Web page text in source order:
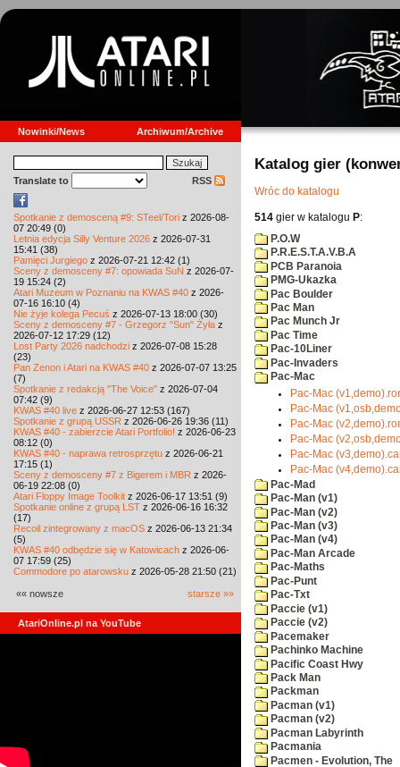
Nowinki/News Archiwum/Archive
Translate to RSS
Spotkanie z demosceną #9: STeel/Tori z 2026-08-
07 20:49 (0)
Letnia edycja Silly Venture 2026 z 2026-07-31
15:41 (38)
Pamięci Jurgiego z 2026-07-21 12:42 (1)
Sceny z demosceny #7: opowiada SuN z 2026-07-
19 15:24 (2)
Atari Muzeum w Poznaniu na KWAS #40 z 2026-
07-16 16:10 (4)
Nie żyje kolega Pecuś z 2026-07-13 18:00 (30)
Sceny z demosceny #7 - Grzegorz "Sun" Żyła z
2026-07-12 17:29 (12)
Lost Party 2026 nadchodzi z 2026-07-08 15:28
(23)
Pan Zenon i Atari na KWAS #40 z 2026-07-07 13:25
(7)
Spotkanie z redakcją "The Voice" z 2026-07-04
07:42 (9)
KWAS #40 live z 2026-06-27 12:53 (167)
Spotkanie z grupą USSR z 2026-06-26 19:36 (11)
KWAS #40 - zabierzcie Atari Portfolio! z 2026-06-23
08:12 (0)
KWAS #40 - naprawa retrosprzętu z 2026-06-21
17:15 (1)
Sceny z demosceny #7 z Bigerem i MBR z 2026-
06-19 22:08 (0)
Atari Floppy Image Toolkit z 2026-06-17 13:51 (9)
Spotkanie online z grupą LST z 2026-06-16 16:32
(17)
Recoil zintegrowany z macOS z 2026-06-13 21:34
(5)
KWAS #40 odbędzie się w Katowicach z 2026-06-
07 17:59 (25)
Commodore po atarowsku z 2026-05-28 21:50 (21)
«« nowsze starsze »»
AtariOnline.pl na YouTube
Katalog gier
Wróc do katalogu
514 gier w katalogu P:
P.O.W
P.R.E.S.T.A.V.B.A
PCB Paranoia
PMG-Ukazka
Pac Boulder
Pac Man
Pac Munch Jr
Pac Time
Pac-10Liner
Pac-Invaders
Pac-Mac
Pac-Mac
Pac-Mac
Pac-Mac
Pac-Mac
Pac-Mac
Pac-Mac
Pac-Mad
Pac-Man (v1)
Pac-Man (v2)
Pac-Man (v3)
Pac-Man (v4)
Pac-Man Arcade
Pac-Maths
Pac-Punt
Pac-Txt
Paccie (v1)
Paccie (v2)
Pacemaker
Pachinko Machine
Pacific Coast Hwy
Pack Man
Packman
Pacman (v1)
Pacman (v2)
Pacman Labyrinth
Pacmania
Pacmen - Evolution, The